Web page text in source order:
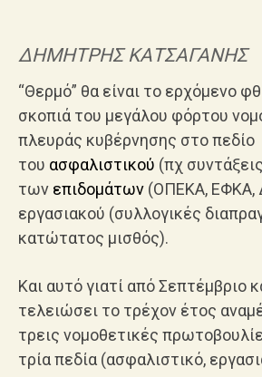
ΔΗΜΗΤΡΗΣ ΚΑΤΣΑΓΑΝΗΣ
“Θερμό” θα είναι το ερχόμενο
σκοπιά του μεγάλου φόρτου
πλευράς κυβέρνησης στο πεδίο
του ασφαλιστικού (πχ
των επιδομάτων (ΟΠΕΚΑ, ΕΦΚΑ,
εργασιακού (συλλογικές
κατώτατος μισθός).
Και αυτό γιατί από Σεπτέμβριο
τελειώσει το τρέχον έτος
τρεις νομοθετικές
τρία πεδία (ασφαλιστικό,